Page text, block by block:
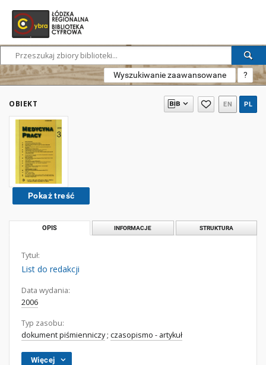
Wyszukiwanie zaawansowane ?
OBIEKT EN PL
Pokaż treść
OPIS INFORMACJE STRUKTURA
Tytuł:
List do redakcji
Data wydania:
2006
Typ zasobu:
dokument piśmienniczy; czasopismo - artykuł
Więcej